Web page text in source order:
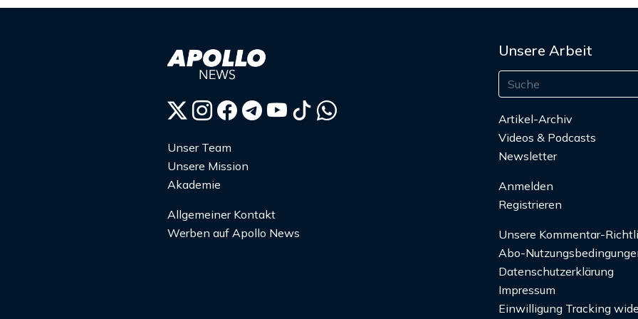
Unser Team
Unsere Mission
Akademie
Allgemeiner Kontakt
Werben auf Apollo News
Unsere Arbeit
Artikel-Archiv
Videos & Podcasts
Newsletter
Anmelden
Registrieren
Unsere Kommentar-
Abo-
Datenschutzerklärung
Impressum
Einwilligung Tracking